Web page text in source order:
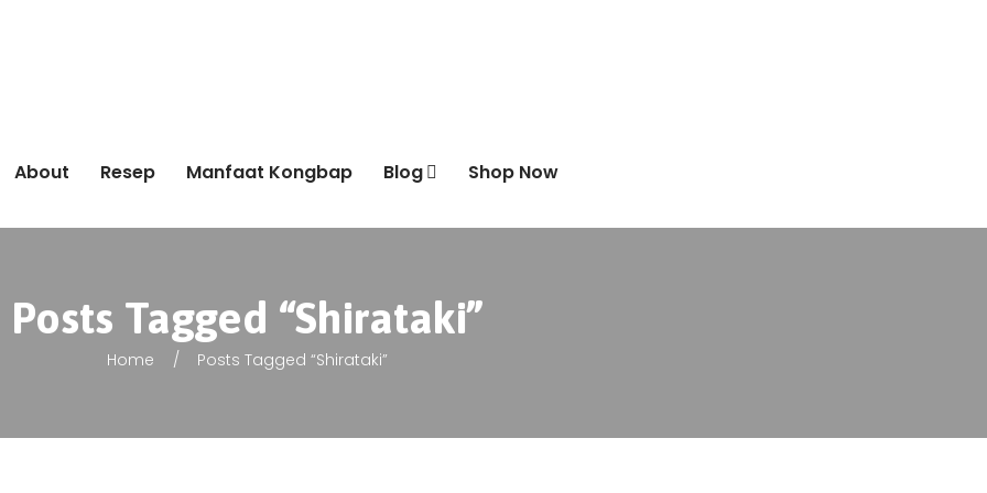
About Resep Manfaat Kongbap Blog Shop Now
Posts Tagged “shirataki”
Home Posts Tagged “shirataki”